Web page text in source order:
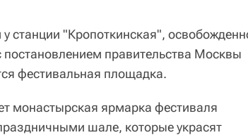
станции "Кропоткинская",
постановлением правительства Москвы
фестивальная площадка.
монастырская ярмарка фестиваля
шале, которые украсят